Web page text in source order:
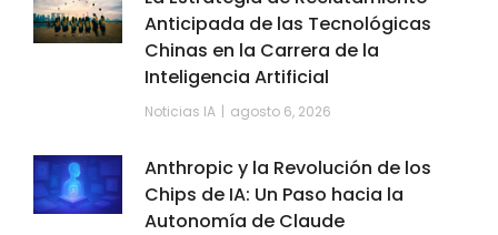
Anticipada de las Tecnológicas
Chinas en la Carrera de la
Inteligencia Artificial
Noticias IA agosto 6, 2026
Anthropic y la Revolución de los
Chips de IA: Un Paso hacia la
Autonomía de Claude